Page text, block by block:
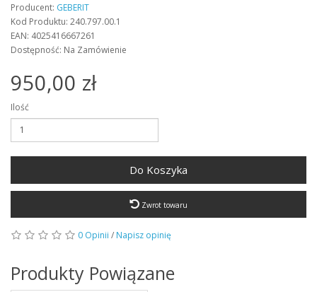
Producent: GEBERIT
Kod Produktu: 240.797.00.1
EAN: 4025416667261
Dostępność: Na Zamówienie
950,00 zł
Ilość
Do Koszyka
Zwrot towaru
0 Opinii / Napisz opinię
Produkty Powiązane